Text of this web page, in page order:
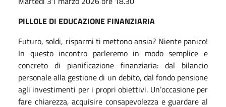
PILLOLE DI EDUCAZIONE FINANZIARIA
Futuro, soldi, risparmi ti mettono ansia? Niente panico!
In questo incontro parleremo in modo semplice e
concreto di pianificazione finanziaria: dal bilancio
personale alla gestione di un debito, dal fondo pensione
agli investimenti per i propri obiettivi. Un’occasione per
fare chiarezza, acquisire consapevolezza e guardare al